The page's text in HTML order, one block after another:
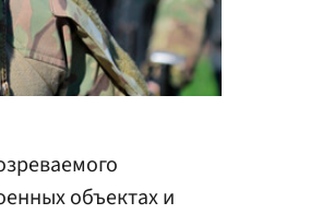
объектах и